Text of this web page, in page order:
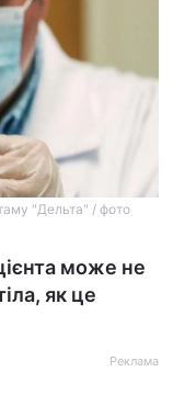
"Дельта" / фото
може не
як це
Реклама